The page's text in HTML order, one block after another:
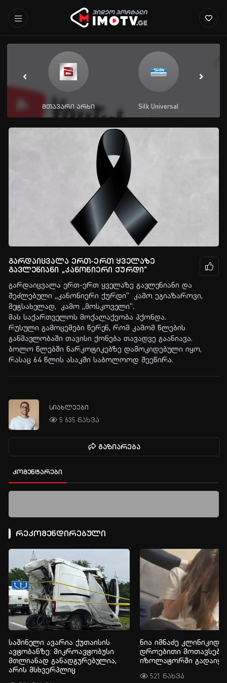
მთავარი არხი Silk Universal
გარდაიცვალა ერთ-ერთ ყველაზე
გავლენიანი „კანონიერი ქურდი“
გარდაიცვალა ერთ-ერთ ყველაზე გავლენიანი და
შეძლებული „კანონიერი ქურდი“ კამო ეგიაზაროვი,
მეტსახელად, კამო „მოსკოველი“.
მას საქართველოს მოქალაქეობა ჰქონდა.
რუსული გამოცემები წერენ, რომ კამომ წლების
განმავლობაში თავისი ქონება თავადვე გაანიავა.
ბოლო წლებში ნარკოტიკებზე დამოკიდებული იყო,
რასაც 64 წლის ასაკში საბოლოოდ შეეწირა.
სიახლეები
5 635 ნახვა
გაზიარება
კომენტარები
რეკომენდირებული
საშინელი ავარია ქუთაისის
ავტობანზე: მიკროავტობუსი
მთლიანად განადგურებულია,
არის მსხვერპლიც
ნია იმნაძე
დროებითი
იზოლატორში
521 ნახვა